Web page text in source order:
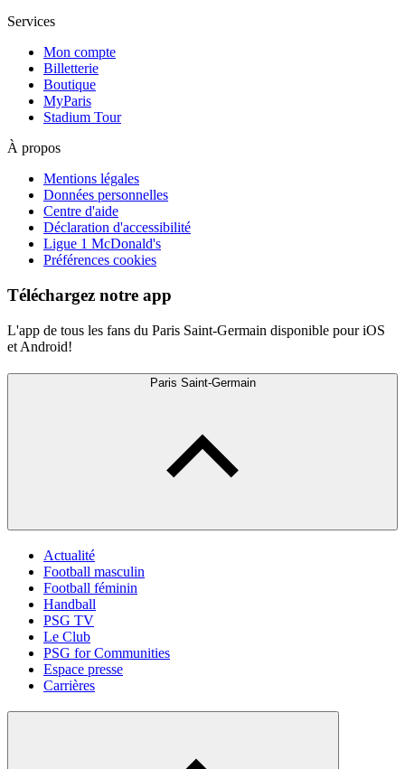
Services
Mon compte
Billetterie
Boutique
MyParis
Stadium Tour
À propos
Mentions légales
Données personnelles
Centre d'aide
Déclaration d'accessibilité
Ligue 1 McDonald's
Préférences cookies
Téléchargez notre app
L'app de tous les fans du Paris Saint-Germain disponible pour iOS
et Android!
Paris Saint-Germain
Actualité
Football masculin
Football féminin
Handball
PSG TV
Le Club
PSG for Communities
Espace presse
Carrières